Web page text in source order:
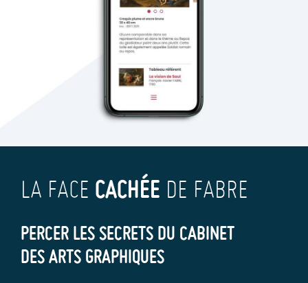
LA FACE CACHÉE DE FABRE
PERCER LES SECRETS DU CABINET
DES ARTS GRAPHIQUES